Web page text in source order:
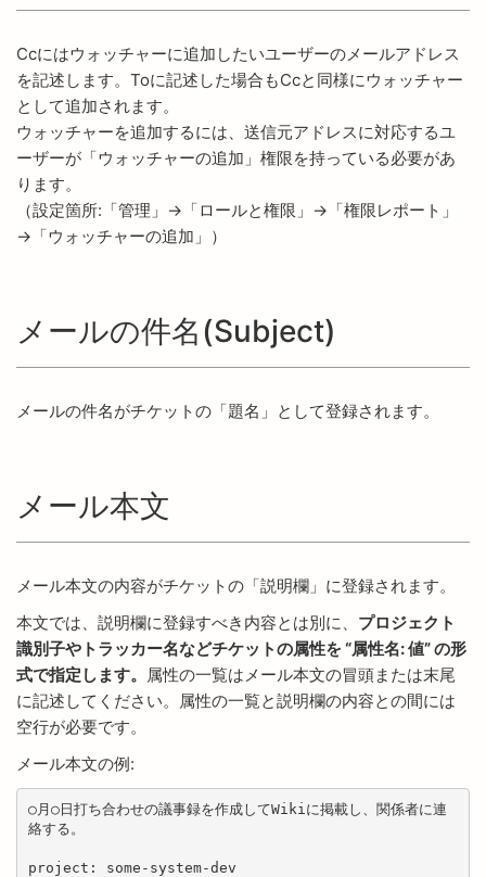
Ccにはウォッチャーに追加したいユーザーのメールアドレス
を記述します。Toに記述した場合もCcと同様にウォッチャー
として追加されます。
ウォッチャーを追加するには、送信元アドレスに対応するユ
ーザーが「ウォッチャーの追加」権限を持っている必要があ
ります。
（設定箇所:「管理」→「ロールと権限」→「権限レポート」
→「ウォッチャーの追加」）
メールの件名(Subject)
メールの件名がチケットの「題名」として登録されます。
メール本文
メール本文の内容がチケットの「説明欄」に登録されます。
本文では、説明欄に登録すべき内容とは別に、 プロジェクト
識別子やトラッカー名などチケットの属性を “属性名: 値” の形
式で指定します。 属性の一覧はメール本文の冒頭または末尾
に記述してください。属性の一覧と説明欄の内容との間には
空行が必要です。
メール本文の例:
○月○日打ち合わせの議事録を作成してWikiに掲載し、関係者に連
絡する。
project: some-system-dev